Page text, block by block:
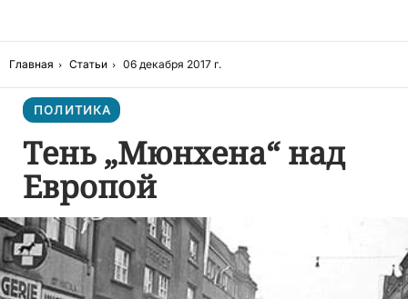
Главная Статьи 06 декабря 2017 г.
ПОЛИТИКА
Тень „Мюнхена“ над
Европой